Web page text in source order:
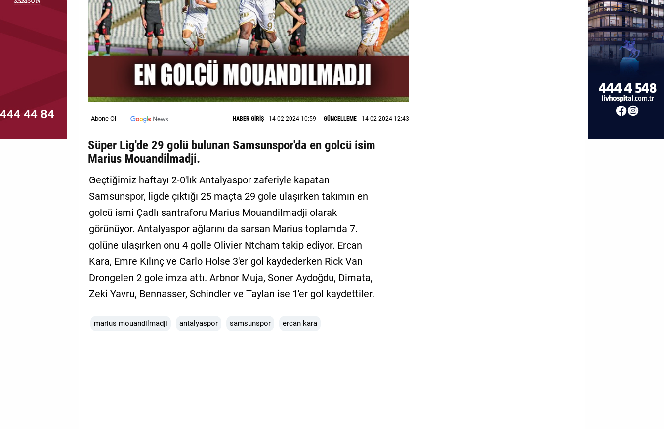
MAGAZİN
Künye
İletişim
HABER GİRİŞ 14 02 2024 10:59 GÜNCELLEME 14 02 2024 12:43
Süper Lig'de 29 golü bulunan Samsunspor'da en golcü isim
Marius Mouandilmadji.
Geçtiğimiz haftayı 2-0'lık Antalyaspor zaferiyle kapatan
Samsunspor, ligde çıktığı 25 maçta 29 gole ulaşırken takımın en
golcü ismi Çadlı santraforu Marius Mouandilmadji olarak
görünüyor. Antalyaspor ağlarını da sarsan Marius toplamda 7.
golüne ulaşırken onu 4 golle Olivier Ntcham takip ediyor. Ercan
Kara, Emre Kılınç ve Carlo Holse 3'er gol kaydederken Rick Van
Drongelen 2 gole imza attı. Arbnor Muja, Soner Aydoğdu, Dimata,
Zeki Yavru, Bennasser, Schindler ve Taylan ise 1'er gol kaydettiler.
marius mouandilmadji antalyaspor samsunspor ercan kara